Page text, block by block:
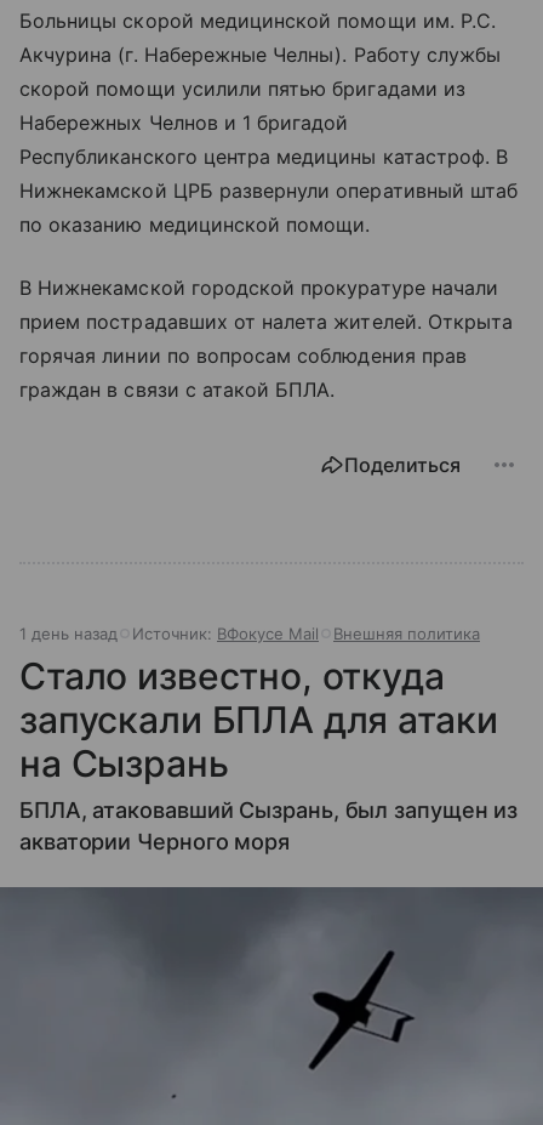
Больницы скорой медицинской помощи им. Р.С.
Акчурина (г. Набережные Челны). Работу службы
скорой помощи усилили пятью бригадами из
Набережных Челнов и 1 бригадой
Республиканского центра медицины катастроф. В
Нижнекамской ЦРБ развернули оперативный штаб
по оказанию медицинской помощи.
В Нижнекамской городской прокуратуре начали
прием пострадавших от налета жителей. Открыта
горячая линии по вопросам соблюдения прав
граждан в связи с атакой БПЛА.
Поделиться
1 день назад Источник: ВФокусе Mail Внешняя политика
Стало известно, откуда
запускали БПЛА для атаки
на Сызрань
БПЛА, атаковавший Сызрань, был запущен из
акватории Черного моря